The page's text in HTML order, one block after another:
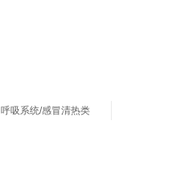
呼吸系统/感冒清热类